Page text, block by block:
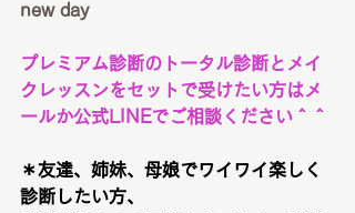
new day
プレミアム診断のトータル診断とメイ
クレッスンをセットで受けたい方はメ
ールか公式LINEでご相談ください＾＾
＊友達、姉妹、母娘でワイワイ楽しく
診断したい方、